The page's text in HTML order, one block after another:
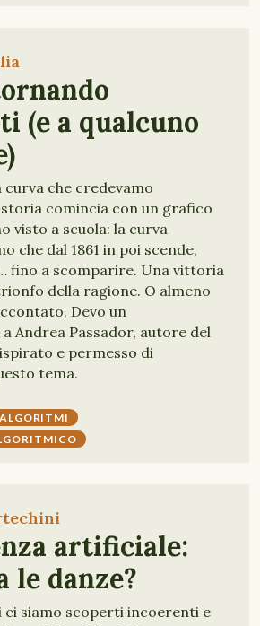
(e a qualcuno
curva che credevamo
comincia con un grafico
visto a scuola: la curva
che dal 1861 in poi scende,
fino a scomparire. Una vittoria
della ragione. O almeno
Devo un
Andrea Passador, autore del
e permesso di
tema.
ALGORITMI
artificiale:
le danze?
ci siamo scoperti incoerenti e